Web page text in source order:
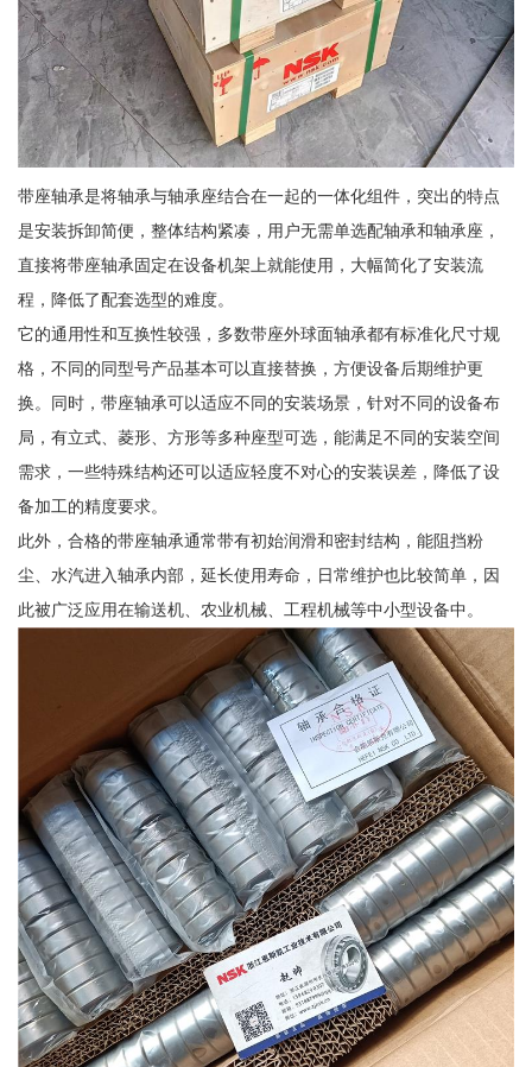
带座轴承是将轴承与轴承座结合在一起的一体化组件，突出的特点
是安装拆卸简便，整体结构紧凑，用户无需单选配轴承和轴承座，
直接将带座轴承固定在设备机架上就能使用，大幅简化了安装流
程，降低了配套选型的难度。
它的通用性和互换性较强，多数带座外球面轴承都有标准化尺寸规
格，不同的同型号产品基本可以直接替换，方便设备后期维护更
换。同时，带座轴承可以适应不同的安装场景，针对不同的设备布
局，有立式、菱形、方形等多种座型可选，能满足不同的安装空间
需求，一些特殊结构还可以适应轻度不对心的安装误差，降低了设
备加工的精度要求。
此外，合格的带座轴承通常带有初始润滑和密封结构，能阻挡粉
尘、水汽进入轴承内部，延长使用寿命，日常维护也比较简单，因
此被广泛应用在输送机、农业机械、工程机械等中小型设备中。